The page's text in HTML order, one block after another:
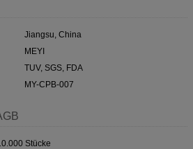
Jiangsu, China
MEYI
TUV, SGS, FDA
MY-CPB-007
Stücke